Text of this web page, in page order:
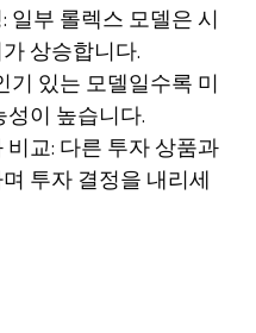
일부 롤렉스 모델은 시
상승합니다.
기 있는 모델일수록 미
이 높습니다.
교: 다른 투자 상품과
투자 결정을 내리세